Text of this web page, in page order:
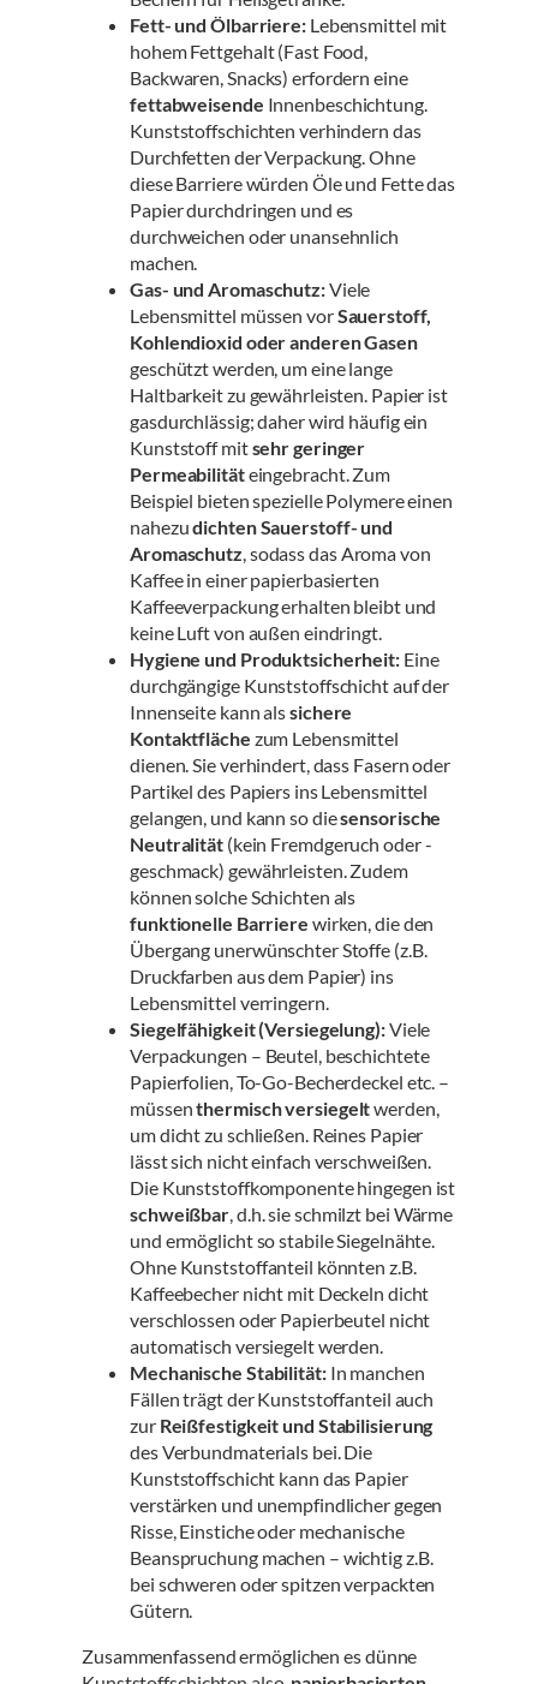
Fett- und Ölbarriere:Lebensmittel mit
hohem Fettgehalt (Fast Food,
Backwaren, Snacks) erfordern eine
fettabweisende Innenbeschichtung.
Kunststoffschichten verhindern das
Durchfetten der Verpackung. Ohne
diese Barriere würden Öle und Fette das
Papier durchdringen und es
durchweichen oder unansehnlich
machen.
Gas- und Aromaschutz:Viele
Lebensmittel müssen vorSauerstoff,
Kohlendioxid oder anderen Gasen
geschützt werden, um eine lange
Haltbarkeit zu gewährleisten. Papier ist
gasdurchlässig; daher wird häufig ein
Kunststoff mitsehr geringer
Permeabilitäteingebracht. Zum
Beispiel bieten spezielle Polymere einen
nahezudichten Sauerstoff- und
Aromaschutz, sodass das Aroma von
Kaffee in einer papierbasierten
Kaffeeverpackung erhalten bleibt und
keine Luft von außen eindringt.
Hygiene und Produktsicherheit: Eine
durchgängige Kunststoffschicht auf der
Innenseite kann alssichere
Kontaktfläche zum Lebensmittel
dienen. Sie verhindert, dass Fasern oder
Partikel des Papiers ins Lebensmittel
gelangen, und kann so diesensorische
Neutralität(kein Fremdgeruch oder -
geschmack) gewährleisten. Zudem
können solche Schichten als
funktionelle Barriere wirken, die den
Übergang unerwünschter Stoffe (z.B.
Druckfarben aus dem Papier) ins
Lebensmittel verringern.
Siegelfähigkeit (Versiegelung):Viele
Verpackungen – Beutel, beschichtete
Papierfolien, To-Go-Becherdeckel etc. –
müssenthermisch versiegeltwerden,
um dicht zu schließen. Reines Papier
lässt sich nicht einfach verschweißen.
Die Kunststoffkomponente hingegen ist
schweißbar, d.h. sie schmilzt bei Wärme
und ermöglicht so stabile Siegelnähte.
Ohne Kunststoffanteil könnten z.B.
Kaffeebecher nicht mit Deckeln dicht
verschlossen oder Papierbeutel nicht
automatisch versiegelt werden.
Mechanische Stabilität:In manchen
Fällen trägt der Kunststoffanteil auch
zur Reißfestigkeit und Stabilisierung
des Verbundmaterials bei. Die
Kunststoffschicht kann das Papier
verstärken und unempfindlicher gegen
Risse, Einstiche oder mechanische
Beanspruchung machen – wichtig z.B.
bei schweren oder spitzen verpackten
Gütern.
Zusammenfassend ermöglichen es dünne